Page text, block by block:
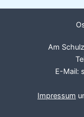
Am
E-Mail:
Impressum